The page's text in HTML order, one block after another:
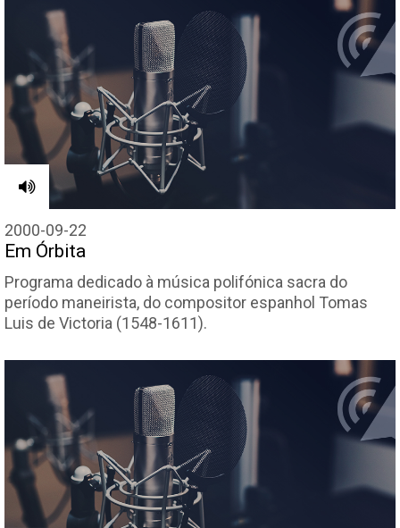
2000-09-22
Em Órbita
Programa dedicado à música polifónica sacra do
período maneirista, do compositor espanhol Tomas
Luis de Victoria (1548-1611).